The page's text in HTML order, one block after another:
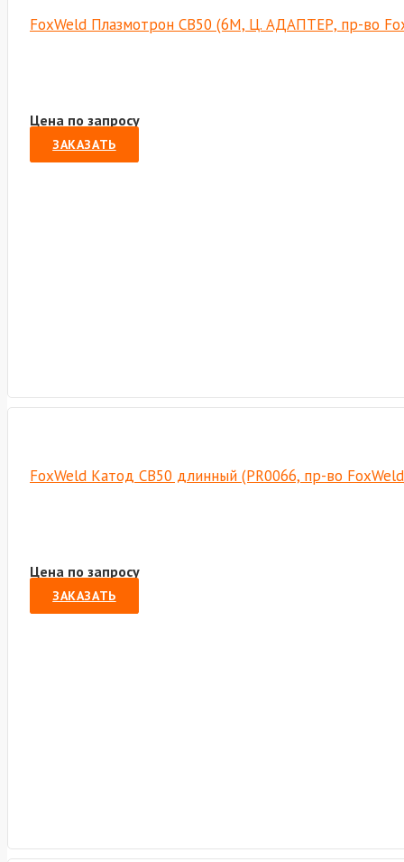
FoxWeld Плазмотрон СВ50 (6М, Ц. АДАПТЕР, пр-во
Цена по запросу
ЗАКАЗАТЬ
FoxWeld Катод CB50 длинный (PR0066, пр-во
Цена по запросу
ЗАКАЗАТЬ